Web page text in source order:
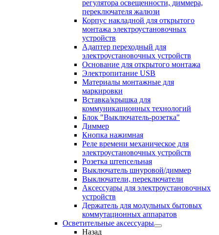
регулятора освещенности, диммера,
переключателя жалюзи
Корпус накладной для открытого
монтажа электроустановочных
устройств
Адаптер переходный для
электроустановочных устройств
Основание для открытого монтажа
Электропитание USB
Материалы монтажные для
маркировки
Вставка/крышка для
коммуникационных технологий
Блок "Выключатель-розетка"
Диммер
Кнопка нажимная
Реле времени механическое для
электроустановочных устройств
Розетка штепсельная
Выключатель шнуровой/диммер
Выключатели, переключатели
Аксессуары для электроустановочных
устройств
Держатель для модульных бытовых
коммутационных аппаратов
Осветительные аксессуары
Назад